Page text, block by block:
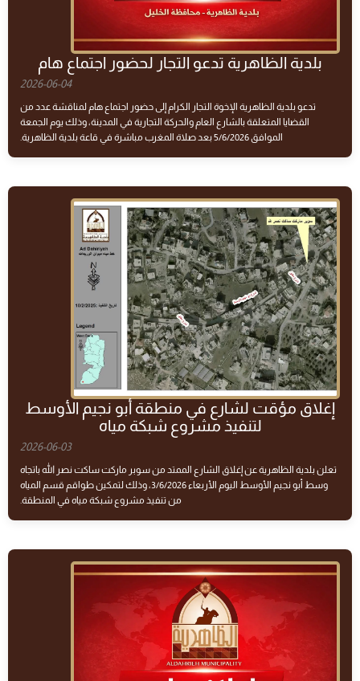
بلدية الظاهرية تدعو التجار لحضور اجتماع هام
2026-06-04
تدعو بلدية الظاهرية الإخوة التجار الكرام إلى حضور اجتماع هام لمناقشة عدد من
القضايا المتعلقة بالشارع العام والحركة التجارية في المدينة، وذلك يوم الجمعة
الموافق 5/6/2026 بعد صلاة المغرب مباشرة في قاعة بلدية الظاهرية.
إغلاق مؤقت لشارع في منطقة أبو نجيم الأوسط
لتنفيذ مشروع شبكة مياه
2026-06-03
تعلن بلدية الظاهرية عن إغلاق الشارع الممتد من سوبر ماركت ساكت نصر الله باتجاه
وسط أبو نجيم الأوسط اليوم الأربعاء 3/6/2026، وذلك لتمكين طواقم قسم المياه
من تنفيذ مشروع شبكة مياه في المنطقة.